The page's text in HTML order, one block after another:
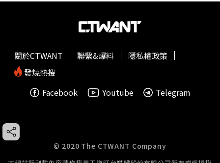
關於CTWANT 聯繫&爆料
隱私權政策
發燒熱搜
Facebook
Youtube Telegram
© 2020 The CTWANT Company